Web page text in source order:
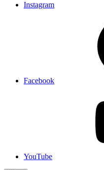
Instagram
Facebook
YouTube